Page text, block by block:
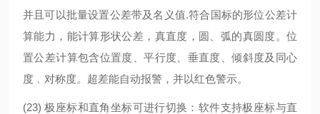
并且可以批量设置公差带及名义值.符合国标的形位公差计
算能力，能计算形状公差，真直度，圆、弧的真圆度。位
置公差计算包含位置度、平行度、垂直度、倾斜度及同心
度﹐对称度。超差能自动报警，并以红色警示。
(23)极座标和直角坐标可进行切换：软件支持极座标与直